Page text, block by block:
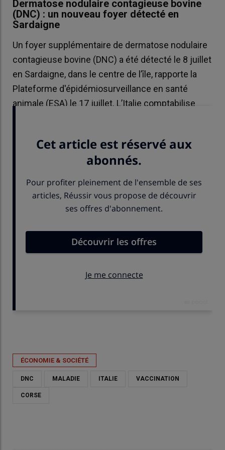
Dermatose nodulaire contagieuse bovine
(DNC) : un nouveau foyer détecté en
Sardaigne
Un foyer supplémentaire de dermatose nodulaire
contagieuse bovine (DNC) a été détecté le 8 juillet
en Sardaigne, dans le centre de l’île, rapporte la
Plateforme d'épidémiosurveillance en santé
animale (ESA) le 17 juillet. L’Italie comptabilise
ÉCONOMIE & SOCIÉTÉ
DNC MALADIE ITALIE VACCINATION
CORSE